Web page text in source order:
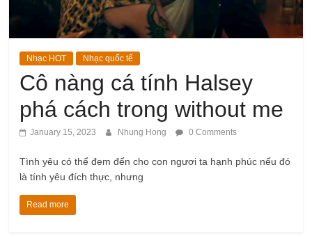
Nhạc HOT Nhạc quốc tế
Cô nàng cá tính Halsey
phá cách trong without me
January 15, 2023 Nhung Hong 0 Comments
Tình yêu có thể đem đến cho con ngươi ta hạnh phúc nếu đó
là tính yêu đích thực, nhưng
Read more